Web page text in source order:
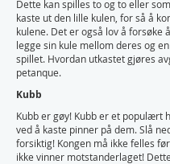
Dette kan spilles to og to eller
kaste ut den lille kulen, for så å
kulene. Det er også lov å forsøke
legge sin kule mellom deres og
spillet. Hvordan utkastet gjøres
petanque.
Kubb
Kubb er gøy! Kubb er et populært
ved å kaste pinner på dem. Slå
forsiktig! Kongen må ikke felles
ikke vinner motstanderlaget!